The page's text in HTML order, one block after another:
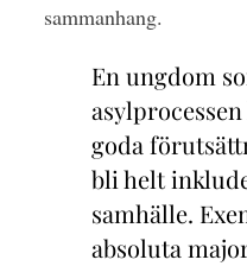
sammanhang.
En ungdom
goda
bli helt
samhälle.
absoluta